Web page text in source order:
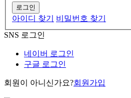
로그인
아이디 찾기
비밀번호 찾기
SNS 로그인
네이버 로그인
구글 로그인
회원이 아니신가요?회원가입